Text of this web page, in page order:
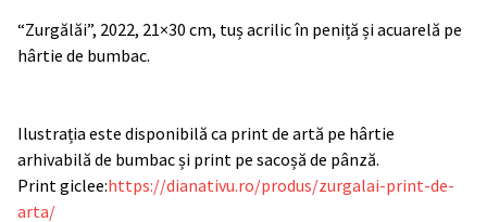
“Zurgălăi”, 2022, 21×30 cm, tuș acrilic în peniță și acuarelă pe
hârtie de bumbac.
Ilustrația este disponibilă ca print de artă pe hârtie
arhivabilă de bumbac și print pe sacoșă de pânză.
Print giclee:https://dianativu.ro/produs/zurgalai-print-de-
arta/